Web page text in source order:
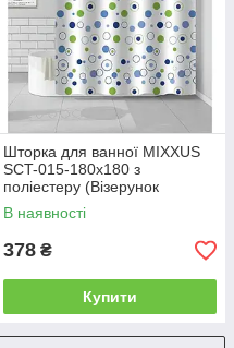
Шторка для ванної MIXXUS
SCT-015-180x180 з
поліестеру (Візерунок
"Круги") (AC3585)
В наявності
378 ₴
Купити